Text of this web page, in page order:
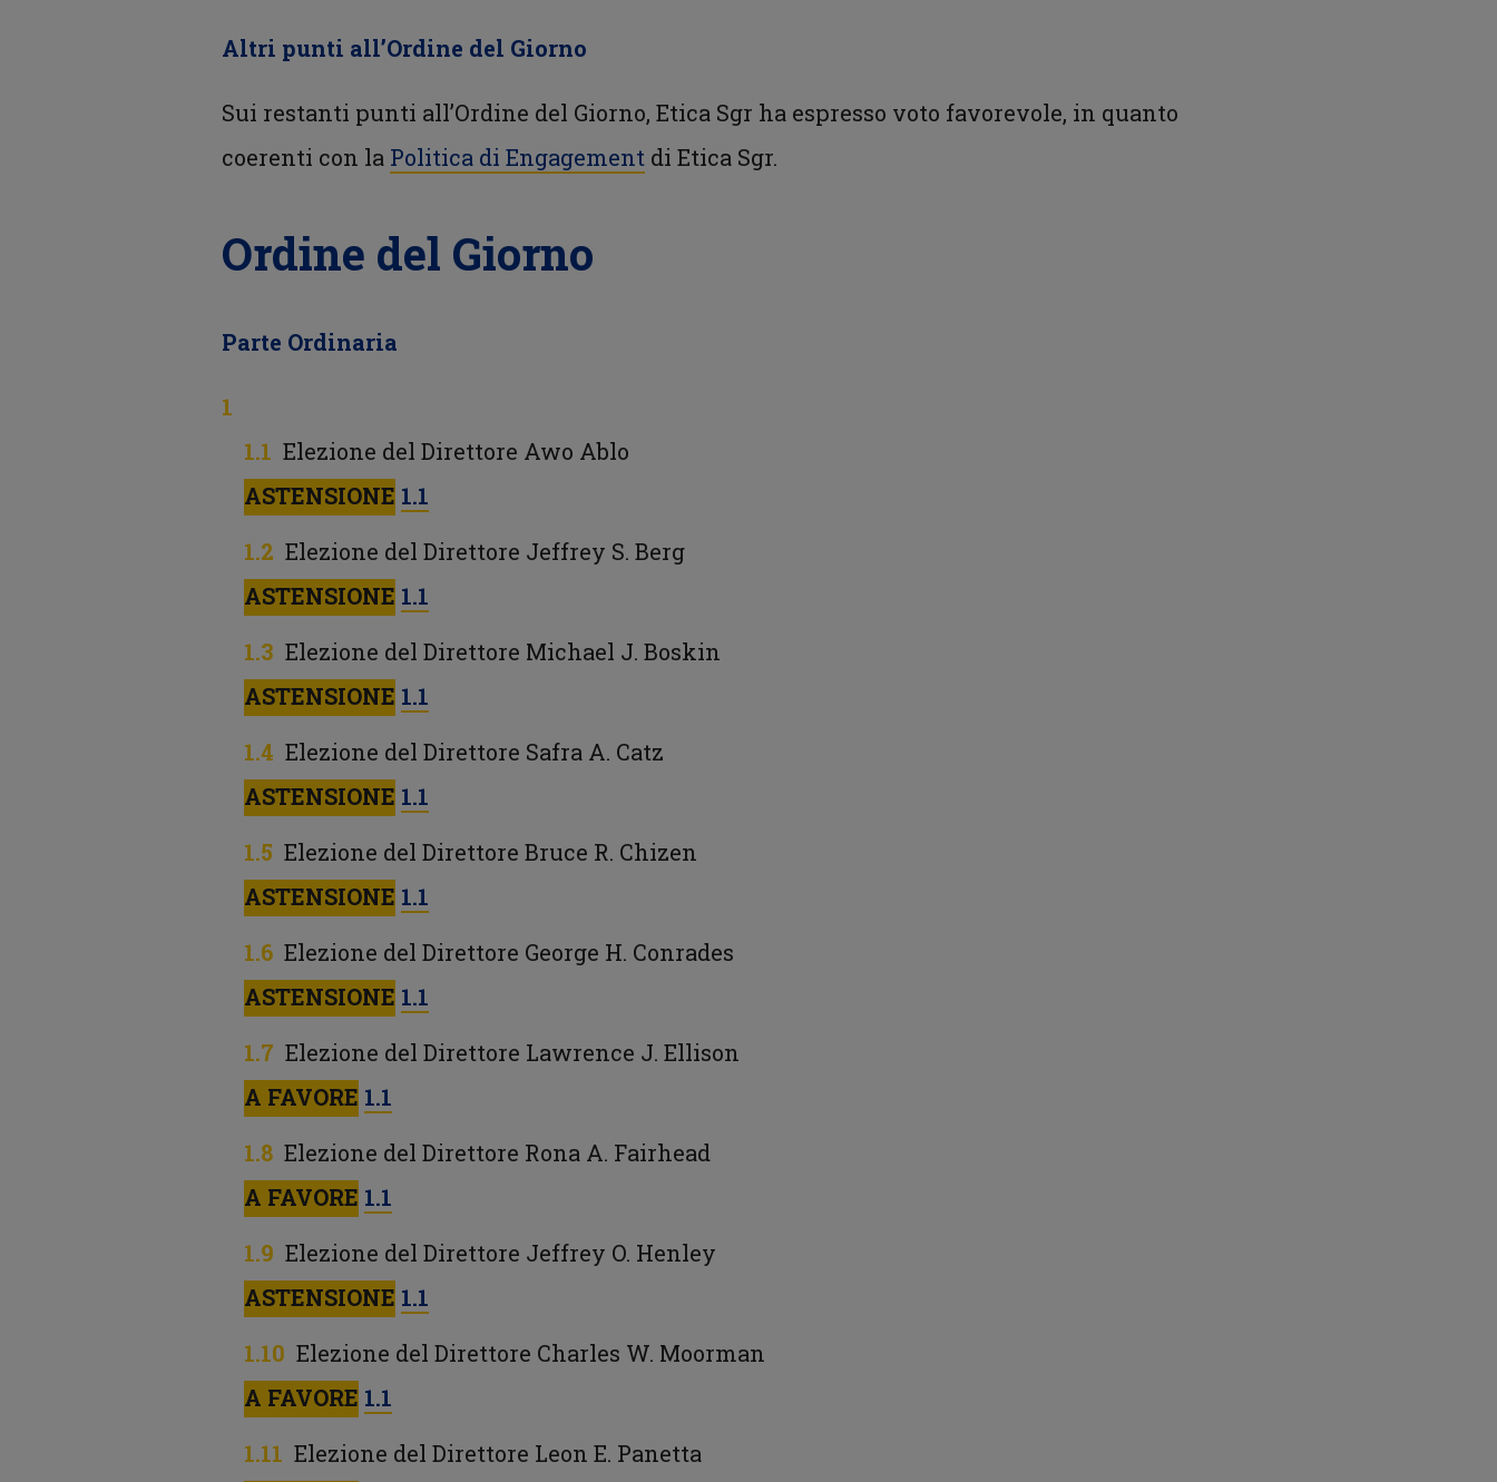
Altri punti all’Ordine del Giorno
Sui restanti punti all’Ordine del Giorno, Etica Sgr ha espresso voto favorevole, in quanto
coerenti con la Politica di Engagement di Etica Sgr.
Ordine del Giorno
Parte Ordinaria
Elezione del Direttore Awo Ablo
ASTENSIONE 1.1
Elezione del Direttore Jeffrey S. Berg
ASTENSIONE 1.1
Elezione del Direttore Michael J. Boskin
ASTENSIONE 1.1
Elezione del Direttore Safra A. Catz
ASTENSIONE 1.1
Elezione del Direttore Bruce R. Chizen
ASTENSIONE 1.1
Elezione del Direttore George H. Conrades
ASTENSIONE 1.1
Elezione del Direttore Lawrence J. Ellison
A FAVORE 1.1
Elezione del Direttore Rona A. Fairhead
A FAVORE 1.1
Elezione del Direttore Jeffrey O. Henley
ASTENSIONE 1.1
Elezione del Direttore Charles W. Moorman
A FAVORE 1.1
Elezione del Direttore Leon E. Panetta